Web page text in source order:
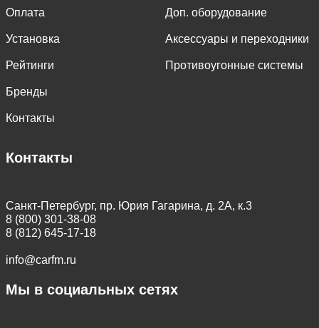
Оплата
Установка
Рейтинги
Бренды
Контакты
Доп. оборудование
Аксессуары и переходники
Противоугонные системы
Контакты
Санкт-Петербург, пр. Юрия Гагарина, д. 2А, к.3
8 (800) 301-38-08
8 (812) 645-17-18
info@carfm.ru
Мы в социальных сетях